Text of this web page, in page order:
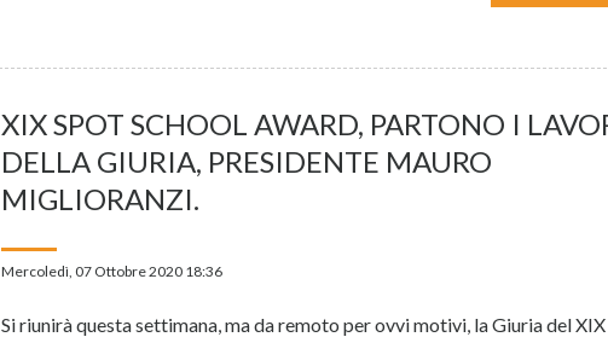
XIX SPOT SCHOOL AWARD, PARTONO I
DELLA GIURIA, PRESIDENTE MAURO
MIGLIORANZI.
Mercoledì, 07 Ottobre 2020 18:36
Si riunirà questa settimana, ma da remoto per ovvi motivi, la Giuria del